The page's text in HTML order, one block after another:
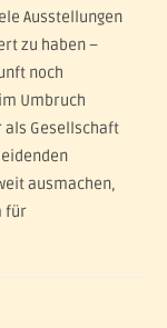
Ausstellungen
zu haben –
noch
Umbruch
als Gesellschaft
ausmachen,
für